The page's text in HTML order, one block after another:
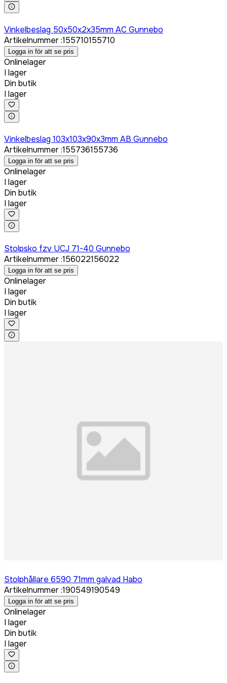
Vinkelbeslag 50x50x2x35mm AC Gunnebo
Artikelnummer:155710155710
Logga in för att se pris
Onlinelager
I lager
Din butik
I lager
Vinkelbeslag 103x103x90x3mm AB Gunnebo
Artikelnummer:155736155736
Logga in för att se pris
Onlinelager
I lager
Din butik
I lager
Stolpsko fzv UCJ 71-40 Gunnebo
Artikelnummer:156022156022
Logga in för att se pris
Onlinelager
I lager
Din butik
I lager
Stolphållare 6590 71mm galvad Habo
Artikelnummer:190549190549
Logga in för att se pris
Onlinelager
I lager
Din butik
I lager